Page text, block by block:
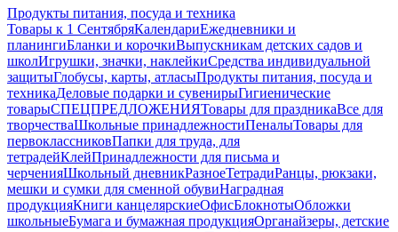
Продукты питания, посуда и техника
Товары к 1 СентябряКалендариЕжедневники и
планингиБланки и корочкиВыпускникам детских садов и
школИгрушки, значки, наклейкиСредства индивидуальной
защитыГлобусы, карты, атласыПродукты питания, посуда и
техникаДеловые подарки и сувенирыГигиенические
товарыСПЕЦПРЕДЛОЖЕНИЯТовары для праздникаВсе для
творчестваШкольные принадлежностиПеналыТовары для
первоклассниковПапки для труда, для
тетрадейКлейПринадлежности для письма и
черченияШкольный дневникРазноеТетрадиРанцы, рюкзаки,
мешки и сумки для сменной обувиНаградная
продукцияКниги канцелярскиеОфисБлокнотыОбложки
школьныеБумага и бумажная продукцияОрганайзеры, детские